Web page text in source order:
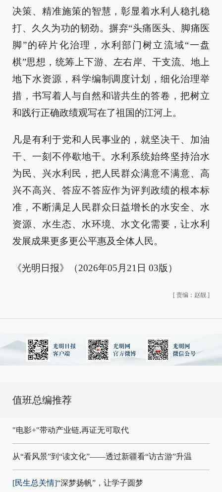
决策、精准施策的智慧，彰显着水利人稳扎稳
打、久久为功的韧劲。摒弃“头痛医头、脚痛医
脚”的碎片化治理，水利部门树立流域“一盘
棋”思想，统筹上下游、左右岸、干支流、地上
地下水资源，科学编制调度计划，细化治理举
措，书写着人与自然和谐共生的答卷，把树立
和践行正确政绩观写在了祖国的江河上。
凡是有利于党和人民事业的，就坚决干、加油
干、一刻不停歇地干。水利系统始终坚持治水
为民、兴水利民，把人民群众满意不满意、高
兴不高兴、答应不答应作为评判政绩的根本标
准，不断满足人民群众日益增长的水安全、水
资源、水生态、水环境、水文化需要，让水利
发展成果更多更公平惠及全体人民。
《光明日报》（2026年05月21日 03版）
[ 责编：赵靓 ]
值班总编推荐
"电影+"带动产业链,再证无可取代
从“看风景”到“读文化”——透过新疆看“访古游”升温
[民生总关情]“深梦扬帆”，让学子圆梦